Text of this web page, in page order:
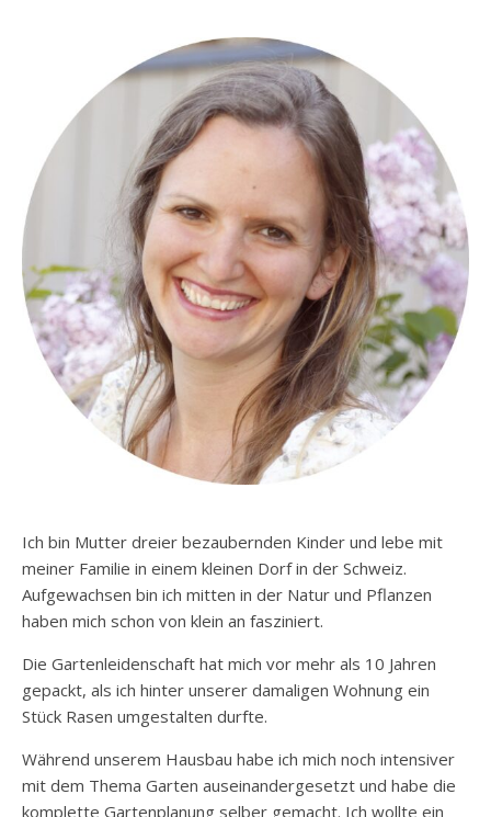
Ich bin Mutter dreier bezaubernden Kinder und lebe mit
meiner Familie in einem kleinen Dorf in der Schweiz.
Aufgewachsen bin ich mitten in der Natur und Pflanzen
haben mich schon von klein an fasziniert.
Die Gartenleidenschaft hat mich vor mehr als 10 Jahren
gepackt, als ich hinter unserer damaligen Wohnung ein
Stück Rasen umgestalten durfte.
Während unserem Hausbau habe ich mich noch intensiver
mit dem Thema Garten auseinandergesetzt und habe die
komplette Gartenplanung selber gemacht. Ich wollte ein